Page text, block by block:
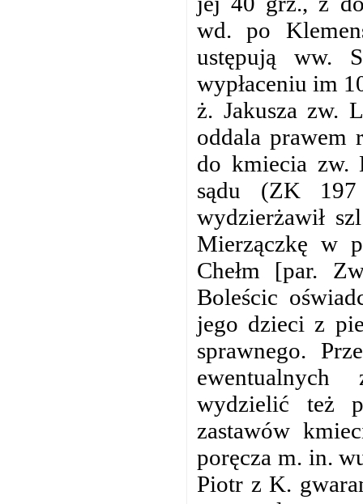
wd. po
ustępują ww.
wypłaceniu im
ż. Jakusza zw.
oddala prawem
do kmiecia zw.
sądu (ZK
wydzierżawił
Mierzączkę w
Chełm [par.
Boleścic
jego dzieci z
sprawnego.
wydzielić też
zastawów
poręcza m. in.
Piotr z K.